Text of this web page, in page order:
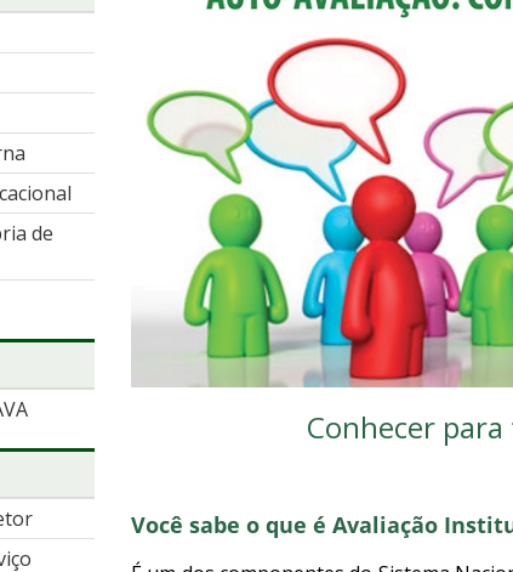
de
Conhecer para
Você sabe o que é Avaliação